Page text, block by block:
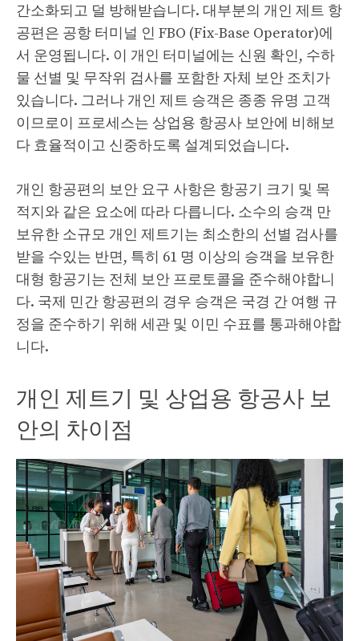
간소화되고 덜 방해받습니다. 대부분의 개인 제트 항
공편은 공항 터미널 인 FBO (Fix-Base Operator)에
서 운영됩니다. 이 개인 터미널에는 신원 확인, 수하
물 선별 및 무작위 검사를 포함한 자체 보안 조치가
있습니다. 그러나 개인 제트 승객은 종종 유명 고객
이므로이 프로세스는 상업용 항공사 보안에 비해보
다 효율적이고 신중하도록 설계되었습니다.
개인 항공편의 보안 요구 사항은 항공기 크기 및 목
적지와 같은 요소에 따라 다릅니다. 소수의 승객 만
보유한 소규모 개인 제트기는 최소한의 선별 검사를
받을 수있는 반면, 특히 61 명 이상의 승객을 보유한
대형 항공기는 전체 보안 프로토콜을 준수해야합니
다. 국제 민간 항공편의 경우 승객은 국경 간 여행 규
정을 준수하기 위해 세관 및 이민 수표를 통과해야합
니다.
개인 제트기 및 상업용 항공사 보
안의 차이점